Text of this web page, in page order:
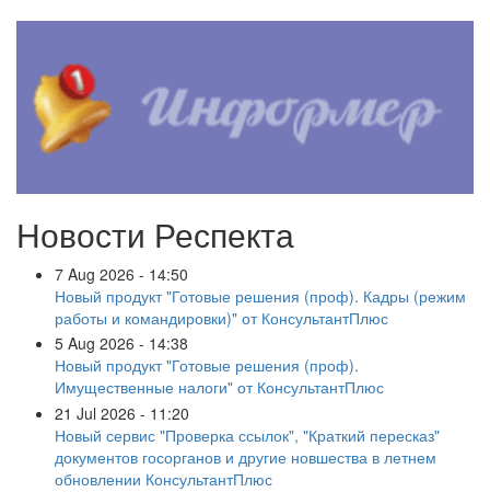
Новости Респекта
7 Aug 2026 - 14:50
Новый продукт "Готовые решения (проф). Кадры (режим
работы и командировки)" от КонсультантПлюс
5 Aug 2026 - 14:38
Новый продукт "Готовые решения (проф).
Имущественные налоги" от КонсультантПлюс
21 Jul 2026 - 11:20
Новый сервис "Проверка ссылок", "Краткий пересказ"
документов госорганов и другие новшества в летнем
обновлении КонсультантПлюс